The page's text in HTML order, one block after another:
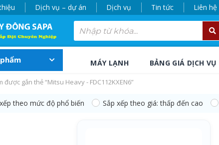
Dịch vụ – dự án Dịch vụ Tin tức Liên hệ
MÁY LẠNH BẢNG GIÁ DỊCH VỤ
được gắn thẻ “Mitsu Heavy - FDC112KXEN6”
theo mức độ phổ biến Sắp xếp theo giá: thấp đến cao